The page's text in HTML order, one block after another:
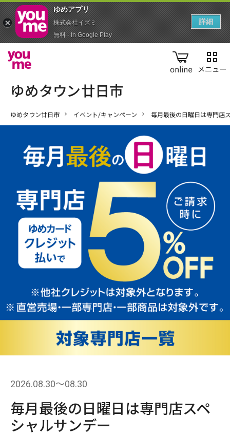
online
ゆめタウン廿日市 イベント/キャンペーン 毎月最後の日曜日は専門店
2026.08.30〜08.30
毎月最後の日曜日は専門店スペ
シャルサンデー
ゆめアプ‪リ‬
株式会社イズミ
無料 - In Google Play
詳細